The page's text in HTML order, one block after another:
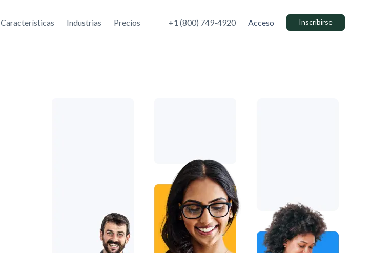
Características Industrias Precios +1 (800) 749-4920 Acceso Inscribirse